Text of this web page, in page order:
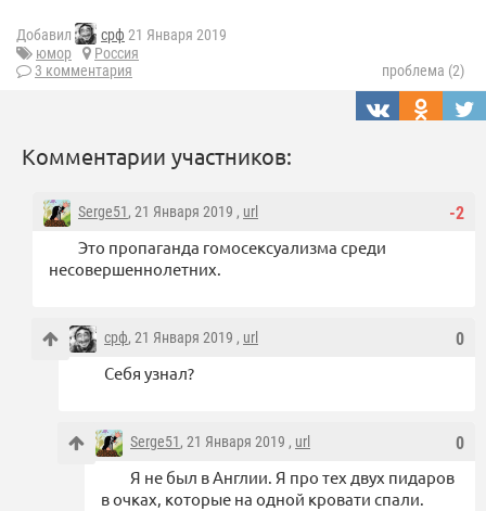
Добавил срф 21 Января 2019
юмор
Россия
3 комментария
проблема (2)
Комментарии участников:
-2
Serge51, 21 Января 2019 , url
Это пропаганда гомосексуализма среди
несовершеннолетних.
0
срф, 21 Января 2019 , url
Себя узнал?
0
Serge51, 21 Января 2019 , url
Я не был в Англии. Я про тех двух пидаров
в очках, которые на одной кровати спали.